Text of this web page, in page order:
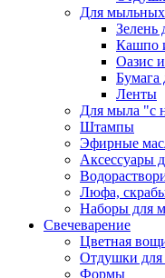
Для мыльных
Зелень
Кашпо
Оазис
Бумага
Ленты
Для мыла "с
Штампы
Эфирные
Аксессуары
Люфа,
Наборы для
Свечеварение
Цветная
Отдушки для
Формы